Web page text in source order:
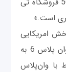
است.»
امریکایی
وان‌پلاس به روی صحنه آمد تا از گوشی وان پلاس 6 به
با وان‌پلاس